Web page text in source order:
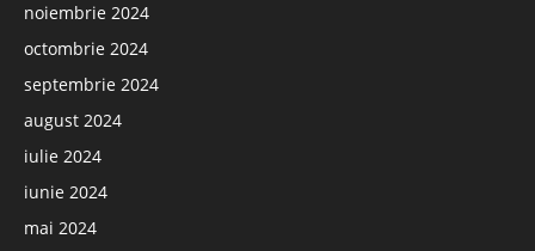
noiembrie 2024
octombrie 2024
septembrie 2024
august 2024
iulie 2024
iunie 2024
mai 2024